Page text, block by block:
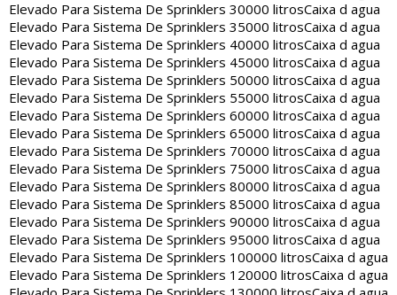
Elevado Para Sistema De Sprinklers 30000 litrosCaixa d agua
Elevado Para Sistema De Sprinklers 35000 litrosCaixa d agua
Elevado Para Sistema De Sprinklers 40000 litrosCaixa d agua
Elevado Para Sistema De Sprinklers 45000 litrosCaixa d agua
Elevado Para Sistema De Sprinklers 50000 litrosCaixa d agua
Elevado Para Sistema De Sprinklers 55000 litrosCaixa d agua
Elevado Para Sistema De Sprinklers 60000 litrosCaixa d agua
Elevado Para Sistema De Sprinklers 65000 litrosCaixa d agua
Elevado Para Sistema De Sprinklers 70000 litrosCaixa d agua
Elevado Para Sistema De Sprinklers 75000 litrosCaixa d agua
Elevado Para Sistema De Sprinklers 80000 litrosCaixa d agua
Elevado Para Sistema De Sprinklers 85000 litrosCaixa d agua
Elevado Para Sistema De Sprinklers 90000 litrosCaixa d agua
Elevado Para Sistema De Sprinklers 95000 litrosCaixa d agua
Elevado Para Sistema De Sprinklers 100000 litrosCaixa d agua
Elevado Para Sistema De Sprinklers 120000 litrosCaixa d agua